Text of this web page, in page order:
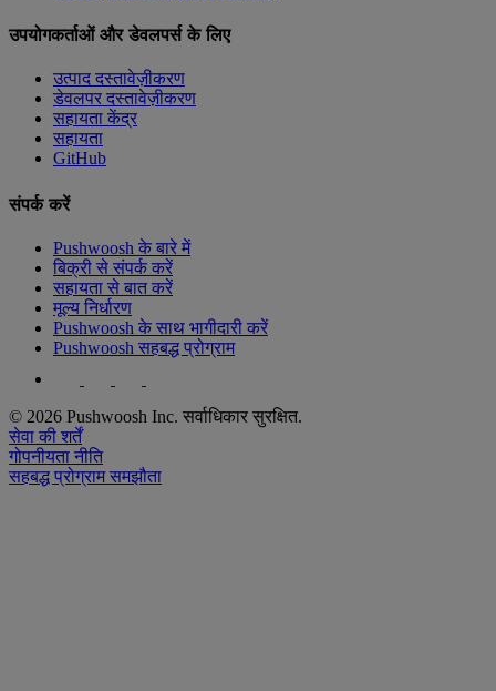
उपयोगकर्ताओं और डेवलपर्स के लिए
उत्पाद दस्तावेज़ीकरण
डेवलपर दस्तावेज़ीकरण
सहायता केंद्र
सहायता
GitHub
संपर्क करें
Pushwoosh के बारे में
बिक्री से संपर्क करें
सहायता से बात करें
मूल्य निर्धारण
Pushwoosh के साथ भागीदारी करें
Pushwoosh सहबद्ध प्रोग्राम
© 2026 Pushwoosh Inc. सर्वाधिकार सुरक्षित.
सेवा की शर्तें
गोपनीयता नीति
सहबद्ध प्रोग्राम समझौता